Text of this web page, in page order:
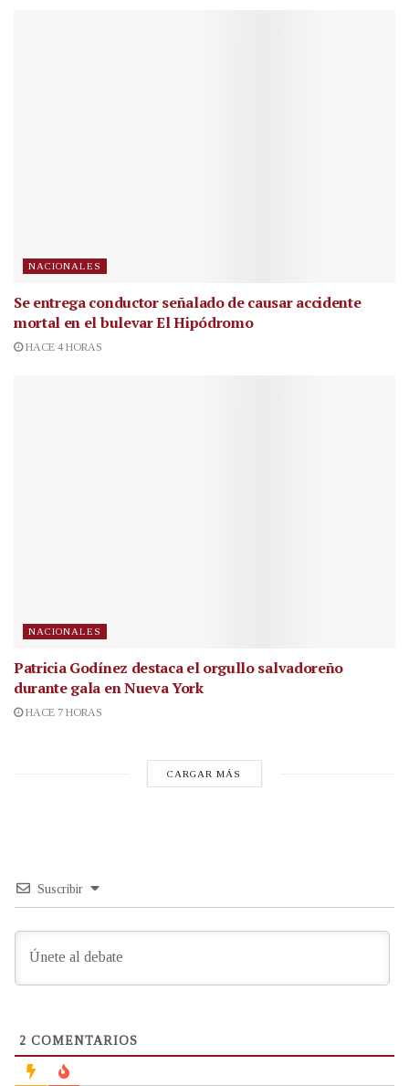
NACIONALES
Se entrega conductor señalado de causar accidente
mortal en el bulevar El Hipódromo
HACE 4 HORAS
NACIONALES
Patricia Godínez destaca el orgullo salvadoreño
durante gala en Nueva York
HACE 7 HORAS
CARGAR MÁS
Suscribir
2 COMENTARIOS